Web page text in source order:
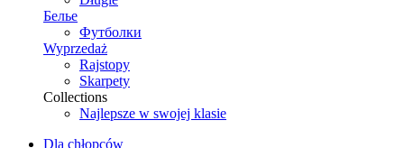
Белье
Футболки
Wyprzedaż
Rajstopy
Skarpety
Collections
Najlepsze w swojej klasie
Dla chłopców